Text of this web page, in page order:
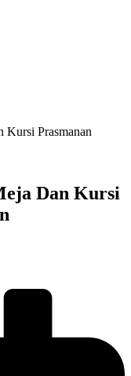
Kursi Prasmanan
Dan Kursi